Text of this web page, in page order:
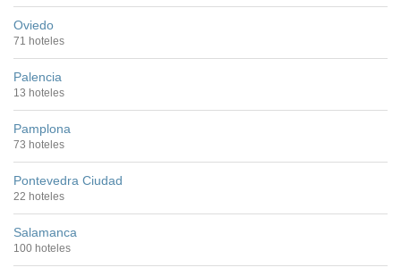
Oviedo
71 hoteles
Palencia
13 hoteles
Pamplona
73 hoteles
Pontevedra Ciudad
22 hoteles
Salamanca
100 hoteles